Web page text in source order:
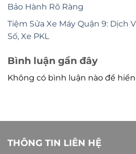
Bảo Hành Rõ Ràng
Tiệm Sửa Xe Máy Quận 9: Dịch
Số, Xe PKL
Bình luận gần đây
Không có bình luận nào để
THÔNG TIN LIÊN HỆ